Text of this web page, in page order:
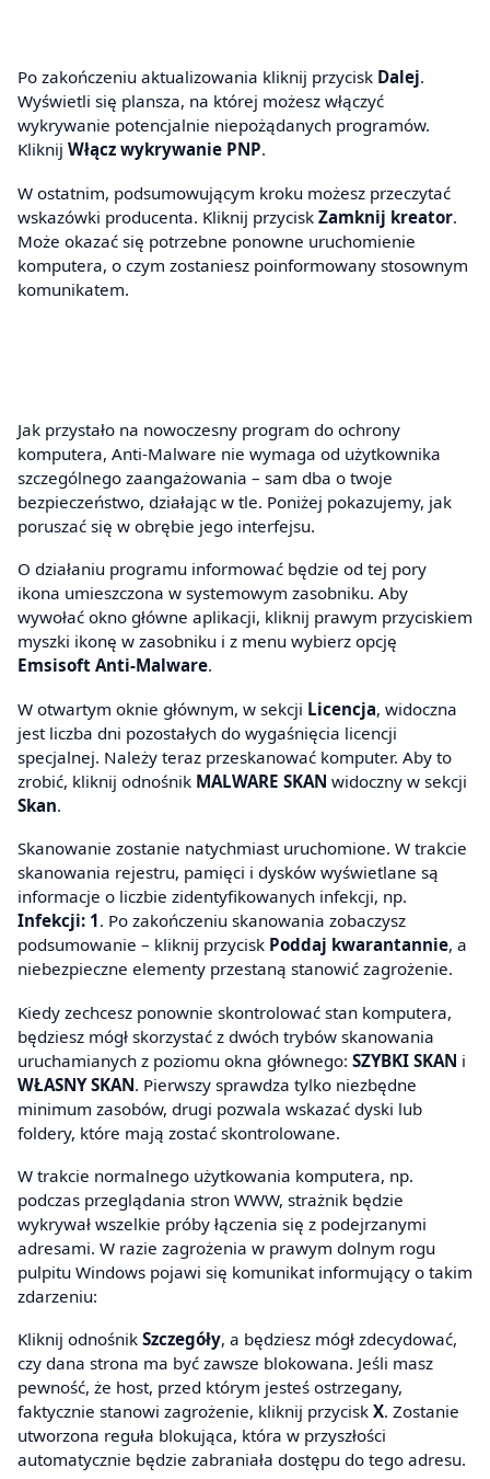
Po zakończeniu aktualizowania kliknij przycisk Dalej.
Wyświetli się plansza, na której możesz włączyć
wykrywanie potencjalnie niepożądanych programów.
Kliknij Włącz wykrywanie PNP.
W ostatnim, podsumowującym kroku możesz przeczytać
wskazówki producenta. Kliknij przycisk Zamknij kreator.
Może okazać się potrzebne ponowne uruchomienie
komputera, o czym zostaniesz poinformowany stosownym
komunikatem.
Jak przystało na nowoczesny program do ochrony
komputera, Anti-Malware nie wymaga od użytkownika
szczególnego zaangażowania – sam dba o twoje
bezpieczeństwo, działając w tle. Poniżej pokazujemy, jak
poruszać się w obrębie jego interfejsu.
O działaniu programu informować będzie od tej pory
ikona umieszczona w systemowym zasobniku. Aby
wywołać okno główne aplikacji, kliknij prawym przyciskiem
myszki ikonę w zasobniku i z menu wybierz opcję
Emsisoft Anti-Malware.
W otwartym oknie głównym, w sekcji Licencja, widoczna
jest liczba dni pozostałych do wygaśnięcia licencji
specjalnej. Należy teraz przeskanować komputer. Aby to
zrobić, kliknij odnośnik MALWARE SKAN widoczny w sekcji
Skan.
Skanowanie zostanie natychmiast uruchomione. W trakcie
skanowania rejestru, pamięci i dysków wyświetlane są
informacje o liczbie zidentyfikowanych infekcji, np.
Infekcji: 1. Po zakończeniu skanowania zobaczysz
podsumowanie – kliknij przycisk Poddaj kwarantannie, a
niebezpieczne elementy przestaną stanowić zagrożenie.
Kiedy zechcesz ponownie skontrolować stan komputera,
będziesz mógł skorzystać z dwóch trybów skanowania
uruchamianych z poziomu okna głównego: SZYBKI SKAN i
WŁASNY SKAN. Pierwszy sprawdza tylko niezbędne
minimum zasobów, drugi pozwala wskazać dyski lub
foldery, które mają zostać skontrolowane.
W trakcie normalnego użytkowania komputera, np.
podczas przeglądania stron WWW, strażnik będzie
wykrywał wszelkie próby łączenia się z podejrzanymi
adresami. W razie zagrożenia w prawym dolnym rogu
pulpitu Windows pojawi się komunikat informujący o takim
zdarzeniu:
Kliknij odnośnik Szczegóły, a będziesz mógł zdecydować,
czy dana strona ma być zawsze blokowana. Jeśli masz
pewność, że host, przed którym jesteś ostrzegany,
faktycznie stanowi zagrożenie, kliknij przycisk X. Zostanie
utworzona reguła blokująca, która w przyszłości
automatycznie będzie zabraniała dostępu do tego adresu.